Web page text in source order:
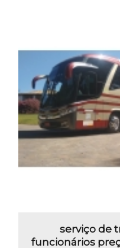
serviço de
funcionários